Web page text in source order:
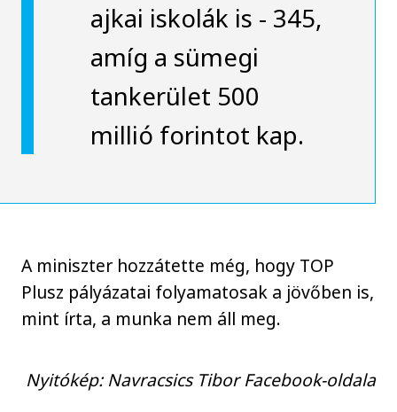
ajkai iskolák is - 345,
amíg a sümegi
tankerület 500
millió forintot kap.
A miniszter hozzátette még, hogy TOP
Plusz pályázatai folyamatosak a jövőben is,
mint írta, a munka nem áll meg.
Nyitókép: Navracsics Tibor Facebook-oldala